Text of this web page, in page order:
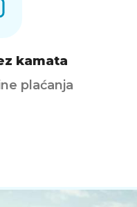
kamata
plaćanja